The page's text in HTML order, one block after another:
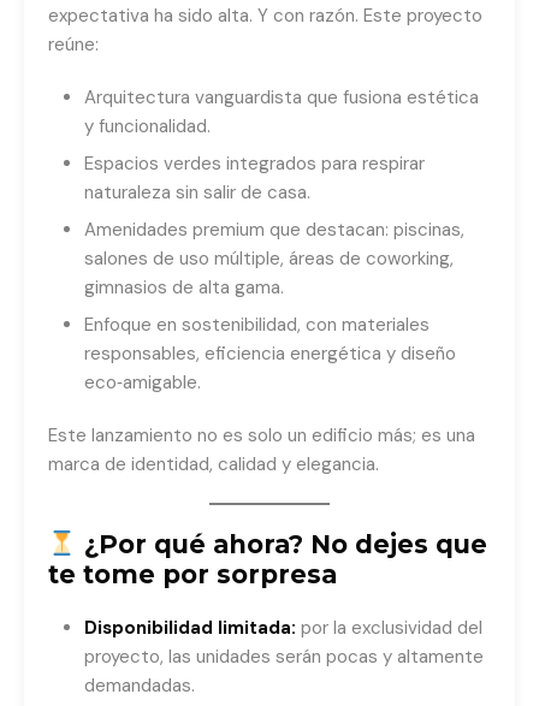
expectativa ha sido alta. Y con razón. Este proyecto
reúne:
Arquitectura vanguardista que fusiona estética
y funcionalidad.
Espacios verdes integrados para respirar
naturaleza sin salir de casa.
Amenidades premium que destacan: piscinas,
salones de uso múltiple, áreas de coworking,
gimnasios de alta gama.
Enfoque en sostenibilidad, con materiales
responsables, eficiencia energética y diseño
eco‑amigable.
Este lanzamiento no es solo un edificio más; es una
marca de identidad, calidad y elegancia.
¿Por qué ahora? No dejes que
te tome por sorpresa
Disponibilidad limitada: por la exclusividad del
proyecto, las unidades serán pocas y altamente
demandadas.